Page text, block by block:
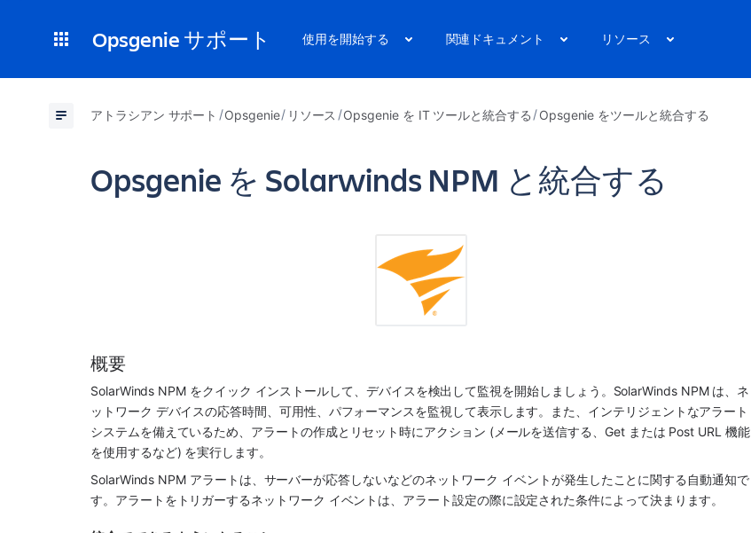
Opsgenie サポート 使用を開始する 関連ドキュメント リソース
アトラシアン サポート Opsgenie リソース Opsgenie を IT ツールと統合する Opsgenie をツールと統合する
Opsgenie を Solarwinds NPM と統合する
概要
SolarWinds NPM をクイック インストールして、デバイスを検出して監視を開始しましょう。 SolarWinds NPM は、ネ
ットワーク デバイスの応答時間、可用性、パフォーマンスを監視して表示します。また、インテリジェントなアラート
システムを備えているため、アラートの作成とリセット時にアクション (メールを送信する、Get または Post URL 機能
を使用するなど) を実行します。
SolarWinds NPM アラートは、サーバーが応答しないなどのネットワーク イベントが発生したことに関する自動通知で
す。アラートをトリガーするネットワーク イベントは、アラート設定の際に設定された条件によって決まります。